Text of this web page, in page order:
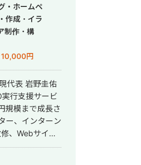
・ホームペ
作成・イラ
制作・構
円
代表 岩野圭佑
規模まで成長さ
ー、インターン
、Webサイト
ライト、200本
ディレクショ